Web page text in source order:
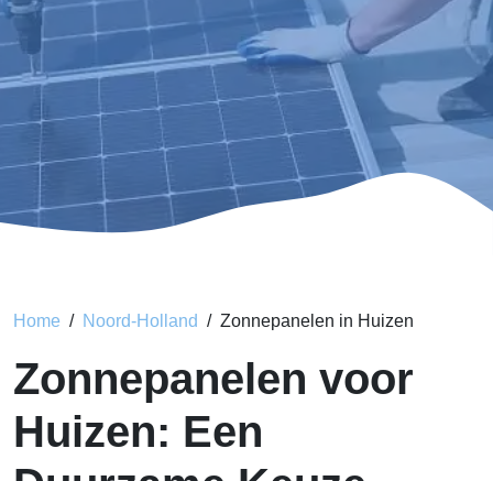
Home Noord-Holland Zonnepanelen in Huizen
Zonnepanelen voor
Huizen: Een